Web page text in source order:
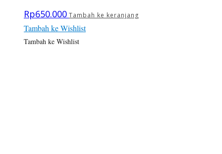
Rp650.000 Tambah ke keranjang
Tambah ke Wishlist
Tambah ke Wishlist